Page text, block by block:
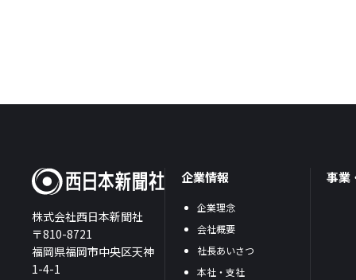
株式会社西日本新聞社
〒810-8721
福岡県福岡市中央区天神
1-4-1
企業情報
企業理念
会社概要
社長あいさつ
本社・支社
事業